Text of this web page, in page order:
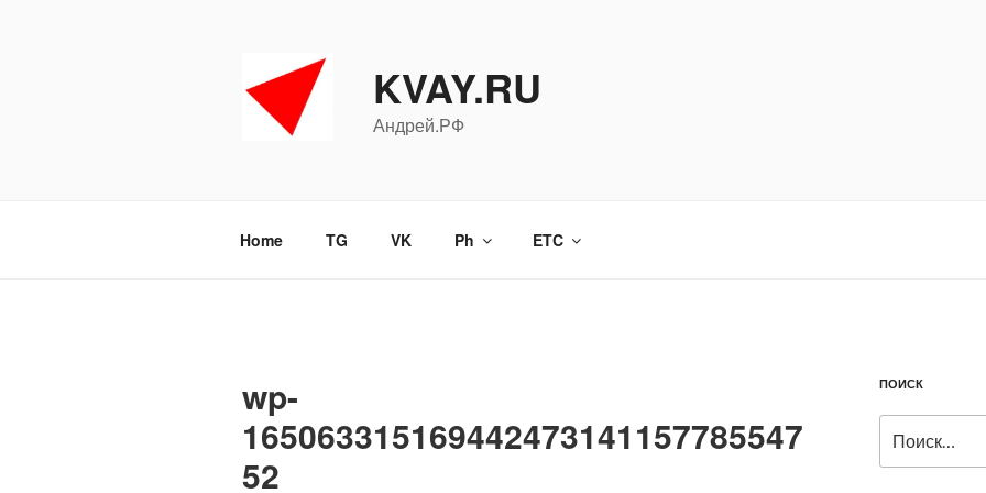
KVAY.RU
Андрей.РФ
Home TG VK Ph ETC
wp-
165063315169442473141157785547
52
ПОИСК